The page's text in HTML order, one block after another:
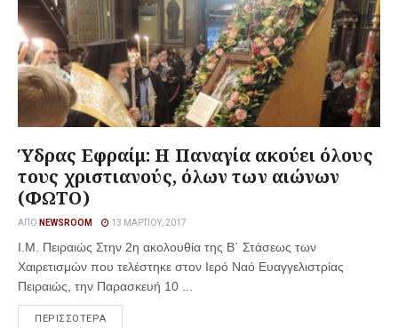
Ύδρας Εφραίμ: Η Παναγία ακούει όλους
τους χριστιανούς, όλων των αιώνων
(ΦΩΤΟ)
ΑΠΌ NEWSROOM 13 ΜΑΡΤΊΟΥ, 2017
Ι.Μ. Πειραιώς Στην 2η ακολουθία της Β΄ Στάσεως των
Χαιρετισμών που τελέστηκε στον Ιερό Ναό Ευαγγελιστρίας
Πειραιώς, την Παρασκευή 10 ...
ΠΕΡΙΣΣΟΤΕΡΑ